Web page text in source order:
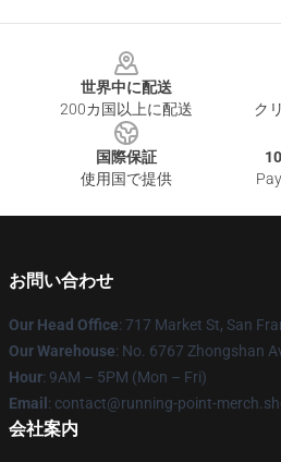
世界中に配送
200カ国以上に配送
ク
国際保証
使用国で提供
お問い合わせ
Our Head Office: 717 Market St, San
Our Warehouse: No. 6767 Zhongshan
Hour: 9AM – 5PM (Mon – Fri)
Email : contact@running-point-
会社案内